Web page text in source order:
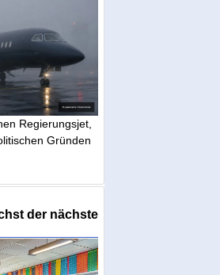
Regierungsjet,
Gründen
der nächste